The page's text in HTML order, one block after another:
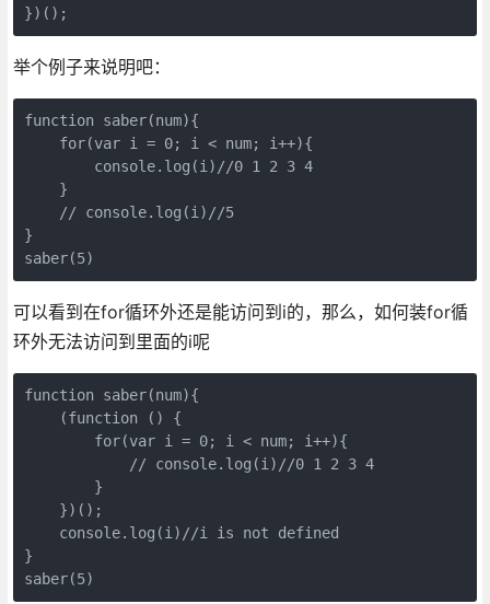
})();
举个例子来说明吧：
function saber(num){
    for(var i = 0; i < num; i++){
        console.log(i)//0 1 2 3 4
    }
    // console.log(i)//5
}
saber(5)
可以看到在for循环外还是能访问到i的，那么，如何装for循
环外无法访问到里面的i呢
function saber(num){
    (function () {
        for(var i = 0; i < num; i++){
            // console.log(i)//0 1 2 3 4
        }
    })();
    console.log(i)//i is not defined
}
saber(5)